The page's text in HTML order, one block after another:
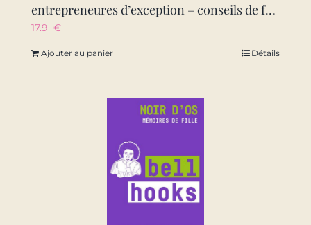
entrepreneures d’exception – conseils de femmes inspirantes : figures emblematiques et creatrices d’
17.9 €
Ajouter au panier Détails